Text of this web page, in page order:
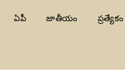
ఏపీ జాతీయం ప్రత్యేకం